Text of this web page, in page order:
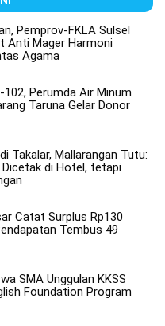
Pemprov-FKLA Sulsel
Anti Mager Harmoni
Agama
Perumda Air Minum
Taruna Gelar Donor
Takalar, Mallarangan Tutu:
Dicetak di Hotel, tetapi
Catat Surplus Rp130
Tembus 49
SMA Unggulan KKSS
Foundation Program